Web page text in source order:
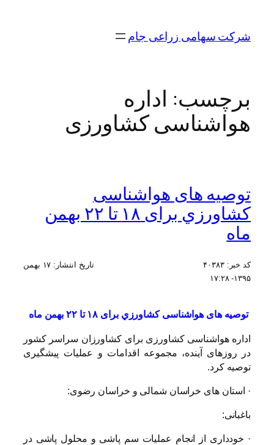
محتواشرکت سهامی زراعی جام
برچسب: اداره
هواشناسی کشاورزی
توصیه های هواشناسی
کشاورزي برای ۱۸ تا ۲۲ بهمن
ماه
کد خبر:۴۰۳۸۳ تاریخ انتشار:
۱۷ بهمن
۱۳۹۵- ۱۷:۲۸
توصیه های هواشناسی کشاورزي برای ۱۸ تا ۲۲ بهمن ماه
اداره هواشناسی کشاورزی برای کشاورزان سراسر کشور
در روزهای آینده، مجموعه اقدامات و عملیات پیشگیری
توصیه کرد.
· استان های خراسان شمالی و خراسان رضوی:
باغبانی:
· خودداری از انجام عملیات سم پاشی و محلول پاشی در